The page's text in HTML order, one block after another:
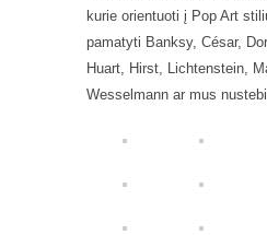
kurie orientuoti į Pop Art
pamatyti Banksy, César,
Huart, Hirst, Lichtenstein,
Wesselmann ar mus